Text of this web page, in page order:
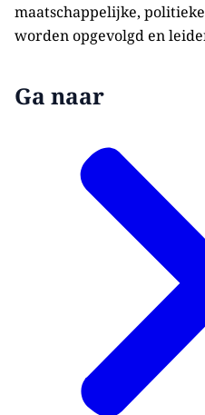
maatschappelijke,
worden opgevolgd en
Ga naar